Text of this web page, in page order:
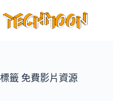
至
容
標籤 免費影片資源